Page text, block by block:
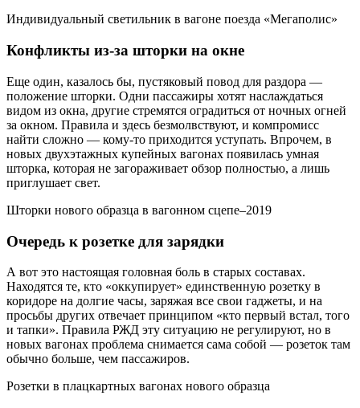
Индивидуальный светильник в вагоне поезда «Мегаполис»
Конфликты из-за шторки на окне
Еще один, казалось бы, пустяковый повод для раздора —
положение шторки. Одни пассажиры хотят наслаждаться
видом из окна, другие стремятся оградиться от ночных огней
за окном. Правила и здесь безмолвствуют, и компромисс
найти сложно — кому-то приходится уступать. Впрочем, в
новых двухэтажных купейных вагонах появилась умная
шторка, которая не загораживает обзор полностью, а лишь
приглушает свет.
Шторки нового образца в вагонном сцепе–2019
Очередь к розетке для зарядки
А вот это настоящая головная боль в старых составах.
Находятся те, кто «оккупирует» единственную розетку в
коридоре на долгие часы, заряжая все свои гаджеты, и на
просьбы других отвечает принципом «кто первый встал, того
и тапки». Правила РЖД эту ситуацию не регулируют, но в
новых вагонах проблема снимается сама собой — розеток там
обычно больше, чем пассажиров.
Розетки в плацкартных вагонах нового образца